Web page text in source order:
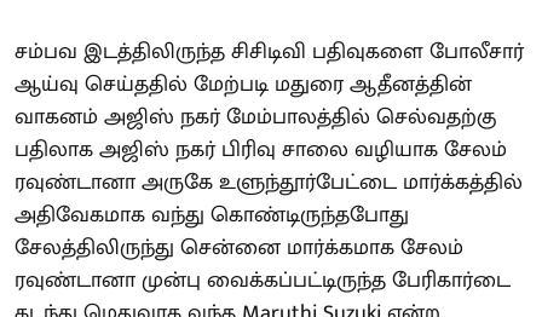
சம்பவ இடத்திலிருந்த சிசிடிவி பதிவுகளை போலீசார்
ஆய்வு செய்ததில் மேற்படி மதுரை ஆதீனத்தின்
வாகனம் அஜிஸ் நகர் மேம்பாலத்தில் செல்வதற்கு
பதிலாக அஜிஸ் நகர் பிரிவு சாலை வழியாக சேலம்
ரவுண்டானா அருகே உளுந்தூர்பேட்டை மார்க்கத்தில்
அதிவேகமாக வந்து கொண்டிருந்தபோது
சேலத்திலிருந்து சென்னை மார்க்கமாக சேலம்
ரவுண்டானா முன்பு வைக்கப்பட்டிருந்த பேரிகார்டை